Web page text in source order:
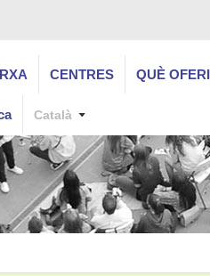
CENTRES QUÈ
Català